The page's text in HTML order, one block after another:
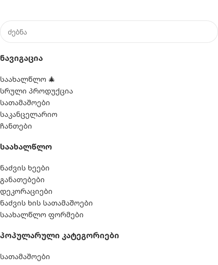
ᲬᲝᲜᲐ
91.8 სმ X 29.8 სმ X 22.5 სმ
ᲛᲝᲪᲣᲚᲝᲑᲐ
2282 ლიტრი
ᲐᲥᲡᲔᲡᲣᲐᲠᲔᲑᲘ
ᲤᲔᲠᲘ ლურჯი
ᲤᲝᲠᲛᲐ
ᲬᲝᲜᲐ
,
Ნავიგაცია
საახალწლო 🎄
სრული პროდუქცია
სათამაშოები
საკანცელარიო
ჩანთები
Საახალწლო
ნაძვის ხეები
განათებები
დეკორაციები
ნაძვის ხის სათამაშოები
საახალწლო ფორმები
Პოპულარული Კატეგორიები
სათამაშოები